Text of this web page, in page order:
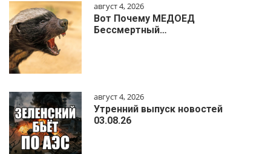
август 4, 2026
Вот Почему МЕДОЕД
Бессмертный…
август 4, 2026
Утренний выпуск новостей
03.08.26